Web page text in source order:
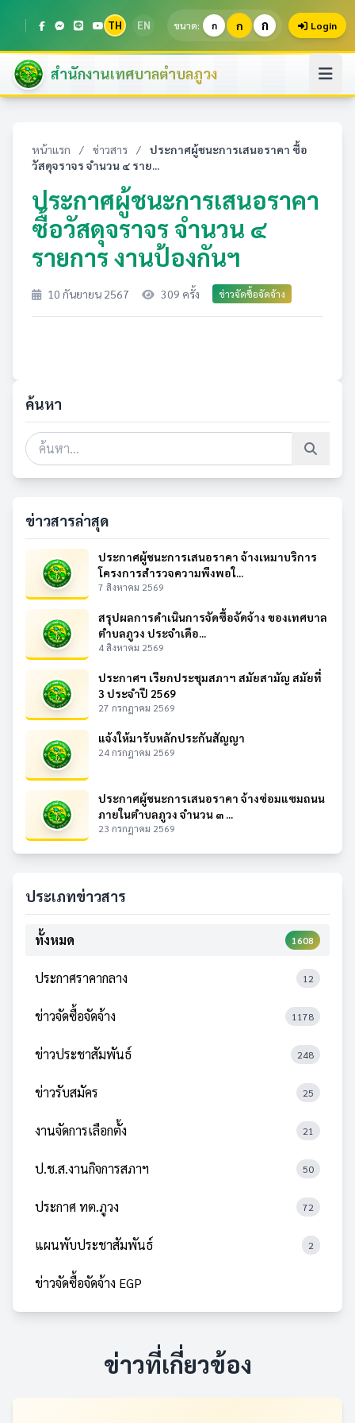
TH EN ขนาด: ก ก ก Login
สำนักงานเทศบาลตำบลภูวง
หน้าแรก / ข่าวสาร /
ประกาศผู้ชนะการเสนอราคา ซื้อ
วัสดุจราจร จำนวน ๔ ราย...
ประกาศผู้ชนะการเสนอราคา
ซื้อวัสดุจราจร จำนวน ๔
รายการ งานป้องกันฯ
10 กันยายน 2567 309 ครั้ง ข่าวจัดซื้อจัดจ้าง
ค้นหา
ข่าวสารล่าสุด
ประกาศผู้ชนะการเสนอราคา จ้างเหมาบริการ
โครงการสำรวจความพึงพอใ...
7 สิงหาคม 2569
สรุปผลการดำเนินการจัดซื้อจัดจ้าง ของเทศบาล
ตำบลภูวง ประจำเดือ...
4 สิงหาคม 2569
ประกาศฯ เรียกประชุมสภาฯ สมัยสามัญ สมัยที่
3 ประจำปี 2569
27 กรกฎาคม 2569
แจ้งให้มารับหลักประกันสัญญา
24 กรกฎาคม 2569
ประกาศผู้ชนะการเสนอราคา จ้างซ่อมแซมถนน
ภายในตำบลภูวง จำนวน ๓ ...
23 กรกฎาคม 2569
ประเภทข่าวสาร
ทั้งหมด 1608
ประกาศราคากลาง 12
ข่าวจัดซื้อจัดจ้าง 1178
ข่าวประชาสัมพันธ์ 248
ข่าวรับสมัคร 25
งานจัดการเลือกตั้ง 21
ป.ช.ส.งานกิจการสภาฯ 50
ประกาศ ทต.ภูวง 72
แผนพับประชาสัมพันธ์ 2
ข่าวจัดซื้อจัดจ้าง EGP
ข่าวที่เกี่ยวข้อง